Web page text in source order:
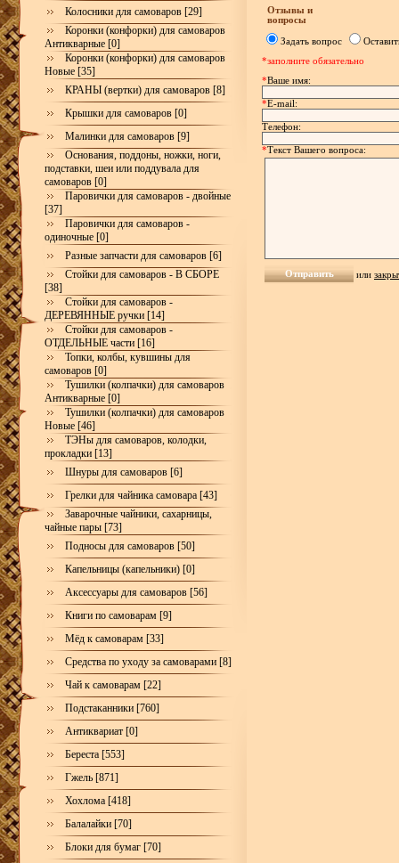
Колосники для самоваров [29]
Коронки (конфорки) для самоваров
Антикварные [0]
Коронки (конфорки) для самоваров
Новые [35]
КРАНЫ (вертки) для самоваров [8]
Крышки для самоваров [0]
Малинки для самоваров [9]
Основания, поддоны, ножки, ноги,
подставки, шеи или поддувала для
самоваров [0]
Паровички для самоваров - двойные
[37]
Паровички для самоваров -
одиночные [0]
Разные запчасти для самоваров [6]
Стойки для самоваров - В СБОРЕ
[38]
Стойки для самоваров -
ДЕРЕВЯННЫЕ ручки [14]
Стойки для самоваров -
ОТДЕЛЬНЫЕ части [16]
Топки, колбы, кувшины для
самоваров [0]
Тушилки (колпачки) для самоваров
Антикварные [0]
Тушилки (колпачки) для самоваров
Новые [46]
ТЭНы для самоваров, колодки,
прокладки [13]
Шнуры для самоваров [6]
Грелки для чайника самовара [43]
Заварочные чайники, сахарницы,
чайные пары [73]
Подносы для самоваров [50]
Капельницы (капельники) [0]
Аксессуары для самоваров [56]
Книги по самоварам [9]
Мёд к самоварам [33]
Средства по уходу за самоварами [8]
Чай к самоварам [22]
Подстаканники [760]
Антиквариат [0]
Береста [553]
Гжель [871]
Хохлома [418]
Балалайки [70]
Блоки для бумаг [70]
Отзывы и
вопросы
Задать вопрос
*заполните обязательно
*Ваше имя:
*E-mail:
Телефон:
*Текст Вашего вопроса:
или